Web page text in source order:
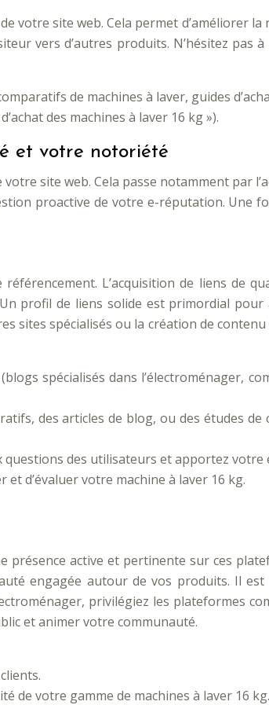
votre site web. Cela permet d’améliorer
vers d’autres produits. N’hésitez
de machines à laver, guides
des machines à laver 16 kg »).
et votre notoriété
site web. Cela passe notamment par
proactive de votre e-réputation. Une
L’acquisition de liens de
profil de liens solide est primordial
sites spécialisés ou la création de
spécialisés dans l’électroménager,
des articles de blog, ou des études
questions des utilisateurs et apportez
et d’évaluer votre machine à laver 16 kg.
active et pertinente sur ces
engagée autour de vos produits. Il
privilégiez les plateformes
et animer votre communauté.
de votre gamme de machines à laver 16 kg.